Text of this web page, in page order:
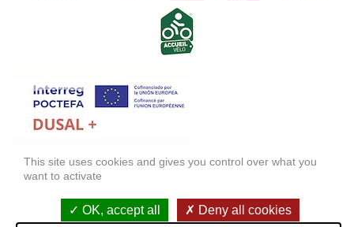
FONDS EUROPÉEN DE DÉVELOPPEMENT RÉGIONAL (FEDER)
Información legal
This site uses cookies and gives you control over what you
want to activate
OK, accept all Deny all cookies